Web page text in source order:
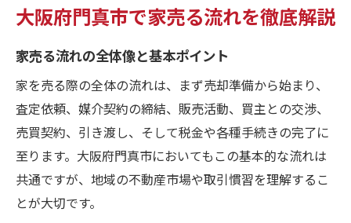
家売る手順をスムーズに進める秘訣
家売るための手順と事前準備の重要性
査定依頼で家売る際の注意ポイント
家売る工程でトラブルを防ぐコミュニケー
ション術
家売る交渉を有利に進める具体的な方法
家売る時の連絡ミスや無断キャンセル対策
門真市の三大タブーと家売却対策
大阪府門真市で家売る流れを徹底解説
家売る流れの全体像と基本ポイント
家を売る際の全体の流れは、まず売却準備から始まり、
査定依頼、媒介契約の締結、販売活動、買主との交渉、
売買契約、引き渡し、そして税金や各種手続きの完了に
至ります。大阪府門真市においてもこの基本的な流れは
共通ですが、地域の不動産市場や取引慣習を理解するこ
とが大切です。